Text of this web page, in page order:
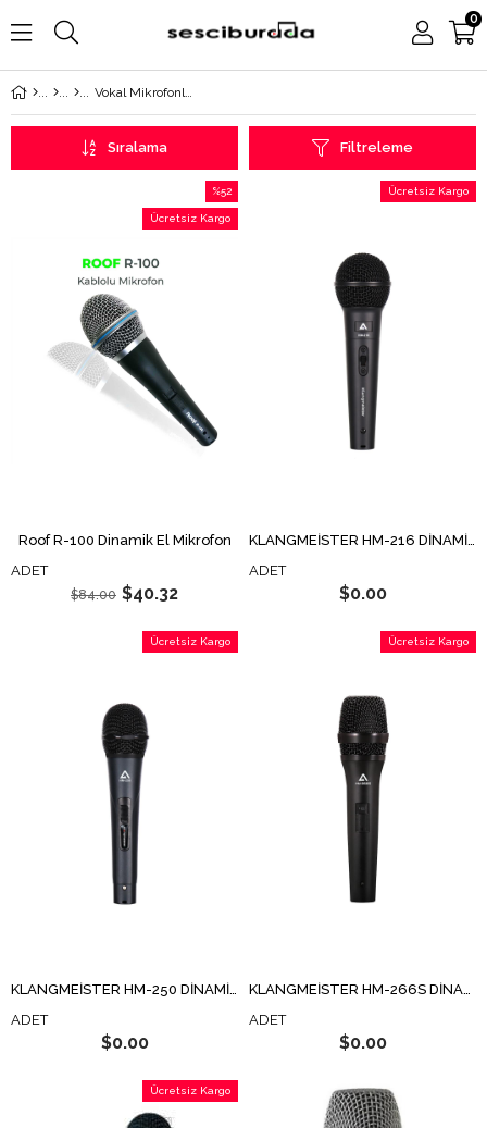
0
Vokal Mikrofonları
Filtreleme
Sıralama
Roof R-100 Dinamik El Mikrofon
ADET
$40.32
$84.00
%52
İndirim
Ücretsiz Kargo
ADET
$0.00
Ücretsiz Kargo
KLANGMEİSTER HM-250 DİNAMİK KABLOLU EL MİKROFON
ADET
$0.00
Ücretsiz Kargo
KLANGMEİSTER HM-266S DİNAMİK KABLOLU EL MİKROFON
ADET
$0.00
Ücretsiz Kargo
Ücretsiz Kargo